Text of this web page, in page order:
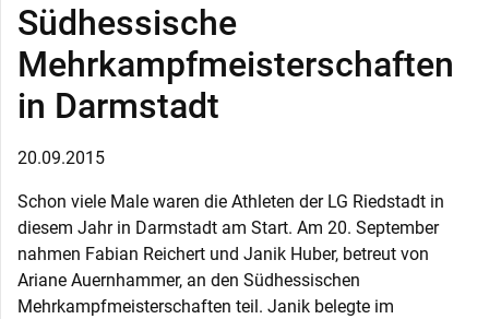
Südhessische
Mehrkampfmeisterschaften
in Darmstadt
20.09.2015
Schon viele Male waren die Athleten der LG Riedstadt in
diesem Jahr in Darmstadt am Start. Am 20. September
nahmen Fabian Reichert und Janik Huber, betreut von
Ariane Auernhammer, an den Südhessischen
Mehrkampfmeisterschaften teil. Janik belegte im